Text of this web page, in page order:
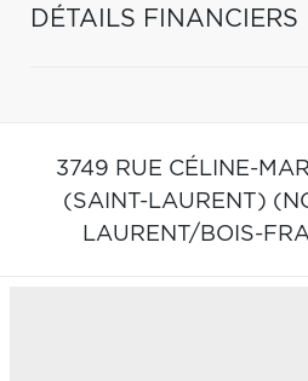
DÉTAILS FINANCIERS
3749 RUE CÉLINE-
(SAINT-LAURENT)
LAURENT/BOIS-